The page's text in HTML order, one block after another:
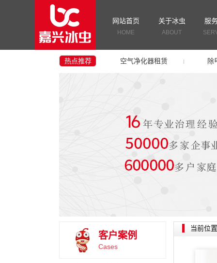
网站首页
HOME
关于冰虫
ABOUT
服
热点推荐 空气净化器租赁 除
客户案例
Cases
当前位